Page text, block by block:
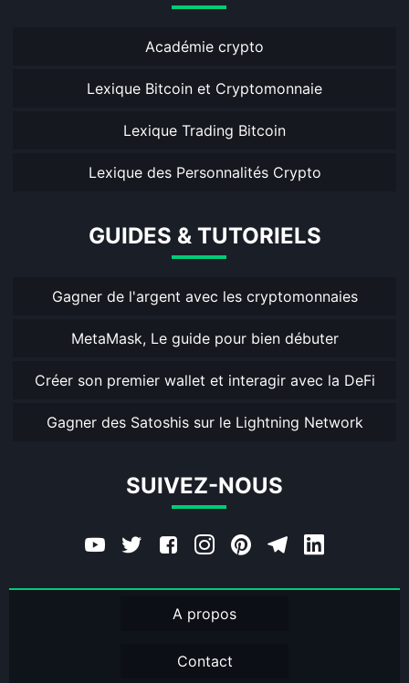
Académie crypto
Lexique Bitcoin et Cryptomonnaie
Lexique Trading Bitcoin
Lexique des Personnalités Crypto
GUIDES & TUTORIELS
Gagner de l'argent avec les cryptomonnaies
MetaMask, Le guide pour bien débuter
Créer son premier wallet et interagir avec la DeFi
Gagner des Satoshis sur le Lightning Network
SUIVEZ-NOUS
A propos
Contact